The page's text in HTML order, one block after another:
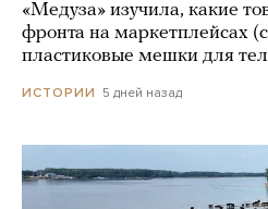
«Медуза» изучила, какие
фронта на маркетплейсах
пластиковые мешки для
ИСТОРИИ 5 дней назад